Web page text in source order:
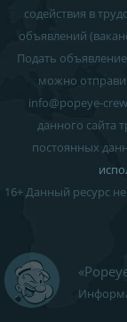
содействия в
объявлений
Подать
можно
info@popeye-
данного сайта
постоянных
16+Данный ресурс